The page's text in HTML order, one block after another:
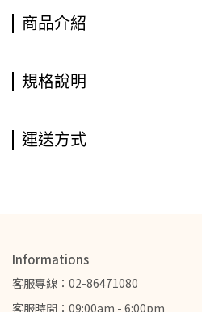
商品介紹
規格說明
運送方式
Informations
客服專線：02-86471080
客服時間：09:00am - 6:00pm